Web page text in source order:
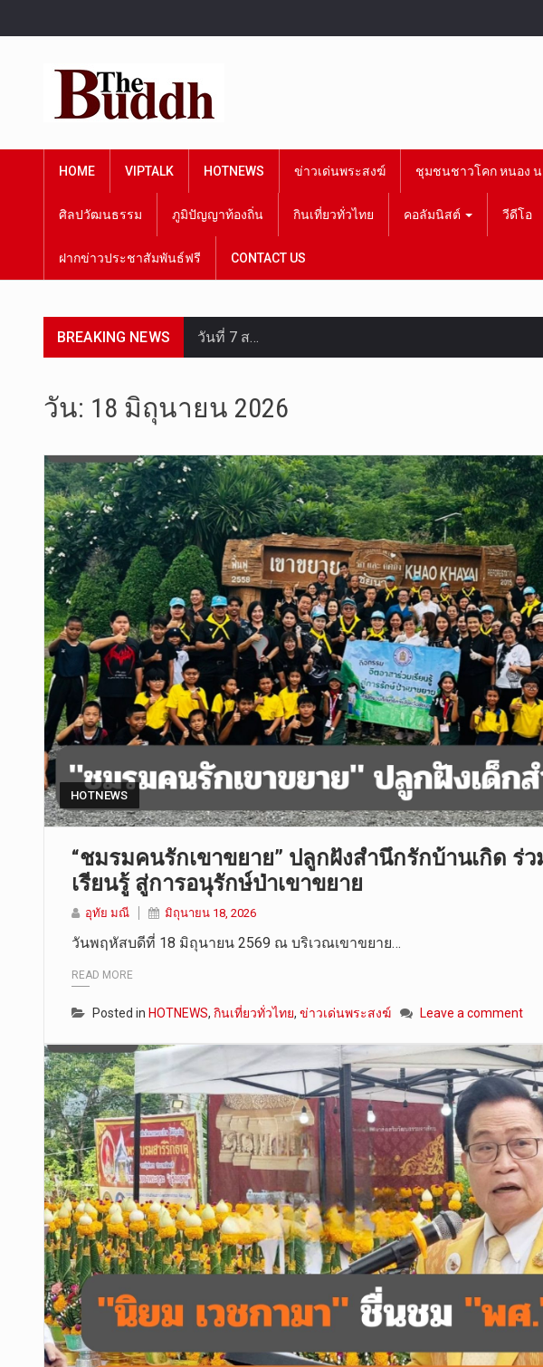
HOME VIPTALK HOTNEWS ข่าวเด่นพระสงฆ์ ชุมชนชาวโคก หนอง น
ศิลปวัฒนธรรม ภูมิปัญญาท้องถิ่น กินเที่ยวทั่วไทย คอลัมนิสต์ วีดีโอ
ฝากข่าวประชาสัมพันธ์ฟรี CONTACT US
BREAKING NEWS
วันที่ 7 ส…
เมื่อวันที…
วันที่ 7 ส…
วัดสระเกศ …
วันที่ 6 ส…
การประกาศใ…
วันที่ 5 ส…
วันศุกร์ที…
วัน: 18 มิถุนายน 2026
HOTNEWS
“ชมรมคนรักเขาขยาย” ปลูกฝังสำนึกรักบ้านเกิด ร่
เรียนรู้ สู่การอนุรักษ์ป่าเขาขยาย
อุทัย มณี มิถุนายน 18, 2026
วันพฤหัสบดีที่ 18 มิถุนายน 2569 ณ บริเวณเขาขยาย…
READ MORE
Posted in HOTNEWS, กินเที่ยวทั่วไทย, ข่าวเด่นพระสงฆ์ Leave a comment